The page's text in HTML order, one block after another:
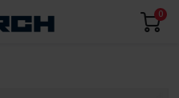
0